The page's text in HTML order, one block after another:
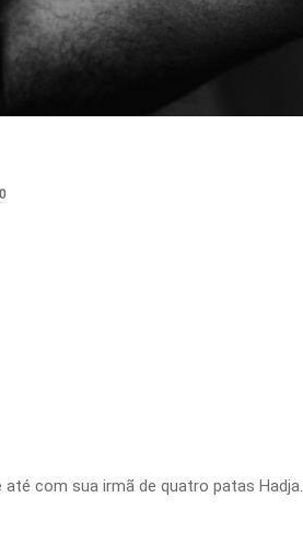
com sua irmã de quatro patas Hadja.